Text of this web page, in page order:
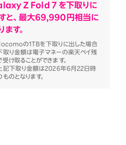
Z Fold 7 を下取りに
と、最大69,990円相当に
ます。
の1TBを下取りに出した場合
り金額は電子マネーの楽天ペイ残
受け取ることができます。
記下取り金額は2026年6月22日時
ものとなります。